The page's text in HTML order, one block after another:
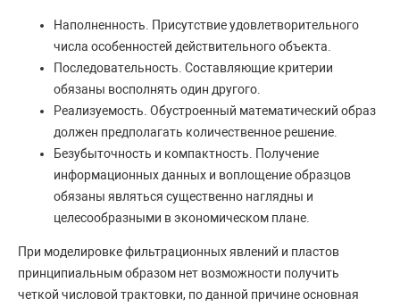
Наполненность. Присутствие удовлетворительного
числа особенностей действительного объекта.
Последовательность. Составляющие критерии
обязаны восполнять один другого.
Реализуемость. Обустроенный математический образ
должен предполагать количественное решение.
Безубыточность и компактность. Получение
информационных данных и воплощение образцов
обязаны являться существенно наглядны и
целесообразными в экономическом плане.
При моделировке фильтрационных явлений и пластов
принципиальным образом нет возможности получить
четкой числовой трактовки, по данной причине основная